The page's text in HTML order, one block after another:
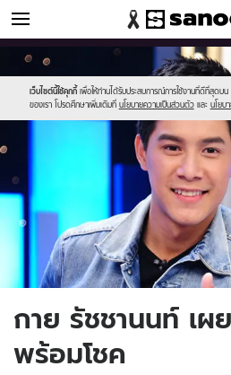
ดูดวง
เว็บไซต์นี้ใช้คุกกี้ เพื่อให้ท่านได้รับประสบการณ์การใช้งานที่ดีที่สุดบน
ของเรา โปรดศึกษาเพิ่มเติมที่ นโยบายความเป็นส่วนตัว และ นโยบ
Sanook
//s.isanook.com/sr/0/images/logo-
new-
sanook.png
600
60
//s.isanook.com/ho/0/ud/15/77313/kkm.jpg
กาย รัชชานนท์ เ
พร้อมโชค